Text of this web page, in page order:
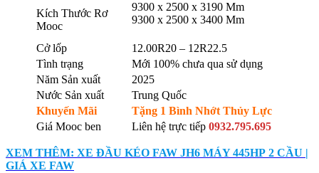
Kích Thước Rơ
Mooc
9300 x 2500 x 3190 Mm
9300 x 2500 x 3400 Mm
Cở lốp
12.00R20 – 12R22.5
Tình trạng
Mới 100% chưa qua sử dụng
Năm Sản xuất
2025
Nước Sản xuất
Trung Quốc
Khuyến Mãi
Tặng 1 Bình Nhớt Thủy Lực
Giá Mooc ben
Liên hệ trực tiếp 0932.795.695
XEM THÊM: XE ĐẦU KÉO FAW JH6 MÁY 445HP 2 CẦU |
GIÁ XE FAW